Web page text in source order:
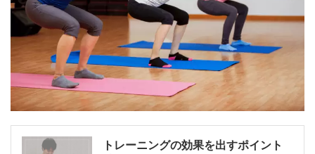
トレーニングの効果を出すポイント